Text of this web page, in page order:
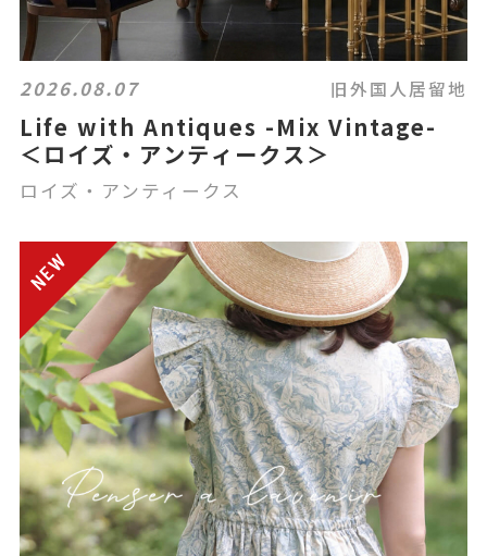
2026.08.07 旧外国人居留地
Life with Antiques -Mix Vintage-
＜ロイズ・アンティークス＞
ロイズ・アンティークス